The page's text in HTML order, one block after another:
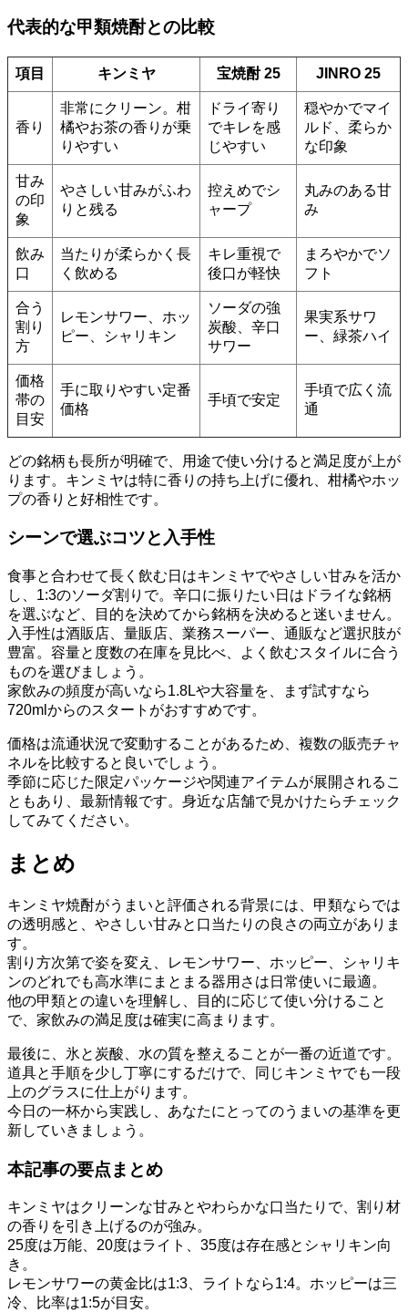
代表的な甲類焼酎との比較
項目 キンミヤ 宝焼酎 25 JINRO 25
香り
非常にクリーン。柑
橘やお茶の香りが乗
りやすい
ドライ寄り
でキレを感
じやすい
穏やかでマイ
ルド、柔らか
な印象
甘み
の印
象
やさしい甘みがふわ
りと残る
控えめでシ
ャープ
丸みのある甘
み
飲み
口
当たりが柔らかく長
く飲める
キレ重視で
後口が軽快
まろやかでソ
フト
合う
割り
方
レモンサワー、ホッ
ピー、シャリキン
ソーダの強
炭酸、辛口
サワー
果実系サワ
ー、緑茶ハイ
価格
帯の
目安
手に取りやすい定番
価格
手頃で安定
手頃で広く流
通
どの銘柄も長所が明確で、用途で使い分けると満足度が上が
ります。キンミヤは特に香りの持ち上げに優れ、柑橘やホッ
プの香りと好相性です。
シーンで選ぶコツと入手性
食事と合わせて長く飲む日はキンミヤでやさしい甘みを活か
し、1:3のソーダ割りで。辛口に振りたい日はドライな銘柄
を選ぶなど、目的を決めてから銘柄を決めると迷いません。
入手性は酒販店、量販店、業務スーパー、通販など選択肢が
豊富。容量と度数の在庫を見比べ、よく飲むスタイルに合う
ものを選びましょう。
家飲みの頻度が高いなら1.8Lや大容量を、まず試すなら
720mlからのスタートがおすすめです。
価格は流通状況で変動することがあるため、複数の販売チャ
ネルを比較すると良いでしょう。
季節に応じた限定パッケージや関連アイテムが展開されるこ
ともあり、最新情報です。身近な店舗で見かけたらチェック
してみてください。
まとめ
キンミヤ焼酎がうまいと評価される背景には、甲類ならでは
の透明感と、やさしい甘みと口当たりの良さの両立がありま
す。
割り方次第で姿を変え、レモンサワー、ホッピー、シャリキ
ンのどれでも高水準にまとまる器用さは日常使いに最適。
他の甲類との違いを理解し、目的に応じて使い分けること
で、家飲みの満足度は確実に高まります。
最後に、氷と炭酸、水の質を整えることが一番の近道です。
道具と手順を少し丁寧にするだけで、同じキンミヤでも一段
上のグラスに仕上がります。
今日の一杯から実践し、あなたにとってのうまいの基準を更
新していきましょう。
本記事の要点まとめ
キンミヤはクリーンな甘みとやわらかな口当たりで、割り材
の香りを引き上げるのが強み。
25度は万能、20度はライト、35度は存在感とシャリキン向
き。
レモンサワーの黄金比は1:3、ライトなら1:4。ホッピーは三
冷、比率は1:5が目安。